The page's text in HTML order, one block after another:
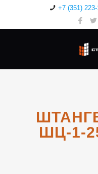
+7 (351)
ШЦ-1-